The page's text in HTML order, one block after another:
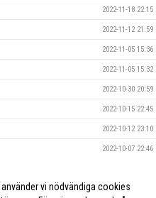
2022-11-18 22:15
2022-11-12 21:59
2022-11-05 15:36
2022-11-05 15:32
2022-10-30 20:59
2022-10-15 22:45
2022-10-12 23:10
2022-10-07 22:46
2022-10-02 22:21
vi nödvändiga cookies